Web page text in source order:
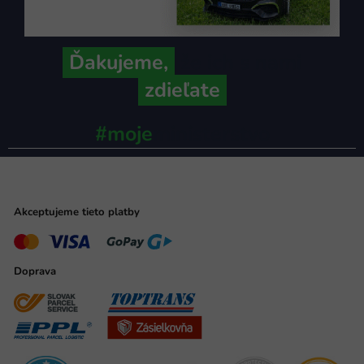
Ďakujeme,
zdieľate
#moje
Akceptujeme tieto platby
Doprava